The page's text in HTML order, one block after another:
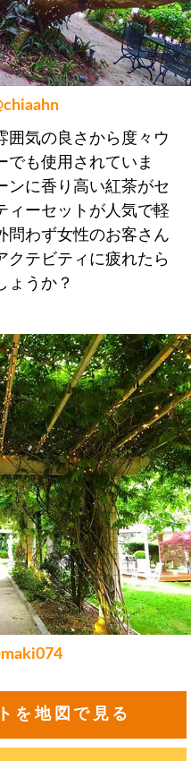
囲気の良さから度々ウ
でも使用されていま
ンに香り高い紅茶がセ
ィーセットが人気で軽
問わず女性のお客さん
クテビティに疲れたら
ょうか？
を地図で見る